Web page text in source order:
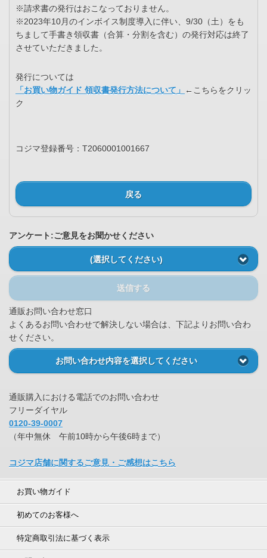
※請求書の発行はおこなっておりません。
※2023年10月のインボイス制度導入に伴い、9/30（土）をも
ちまして手書き領収書（合算・分割を含む）の発行対応は終了
させていただきました。
発行については
「お買い物ガイド 領収書発行方法について」
←こちらをクリッ
ク
コジマ登録番号：T2060001001667
戻る
アンケート:ご意見をお聞かせください
(選択してください)
送信する
通販お問い合わせ窓口
よくあるお問い合わせで解決しない場合は、下記よりお問い合わ
せください。
お問い合わせ内容を選択してください
通販購入における電話でのお問い合わせ
フリーダイヤル
0120-39-0007
（年中無休 午前10時から午後6時まで）
コジマ店舗に関するご意見・ご感想はこちら
お買い物ガイド
初めてのお客様へ
特定商取引法に基づく表示